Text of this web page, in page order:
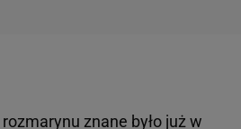
znane było już w